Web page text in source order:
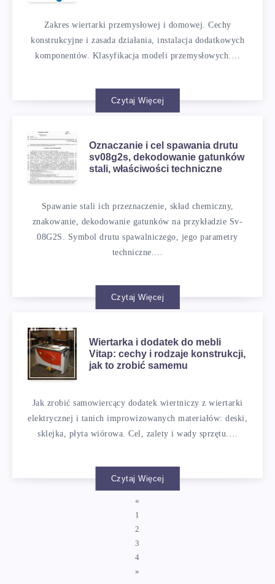
Zakres wiertarki przemysłowej i domowej. Cechy
konstrukcyjne i zasada działania, instalacja dodatkowych
komponentów. Klasyfikacja modeli przemysłowych.…
Czytaj Więcej
Oznaczanie i cel spawania drutu
sv08g2s, dekodowanie gatunków
stali, właściwości techniczne
Spawanie stali ich przeznaczenie, skład chemiczny,
znakowanie, dekodowanie gatunków na przykładzie Sv-
08G2S. Symbol drutu spawalniczego, jego parametry
techniczne.…
Czytaj Więcej
Wiertarka i dodatek do mebli
Vitap: cechy i rodzaje konstrukcji,
jak to zrobić samemu
Jak zrobić samowiercący dodatek wiertniczy z wiertarki
elektrycznej i tanich improwizowanych materiałów: deski,
sklejka, płyta wiórowa. Cel, zalety i wady sprzętu.…
Czytaj Więcej
«
1
2
3
4
»